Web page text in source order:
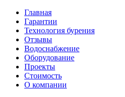
Главная
Гарантии
Технология бурения
Отзывы
Водоснабжение
Оборудование
Проекты
Стоимость
О компании